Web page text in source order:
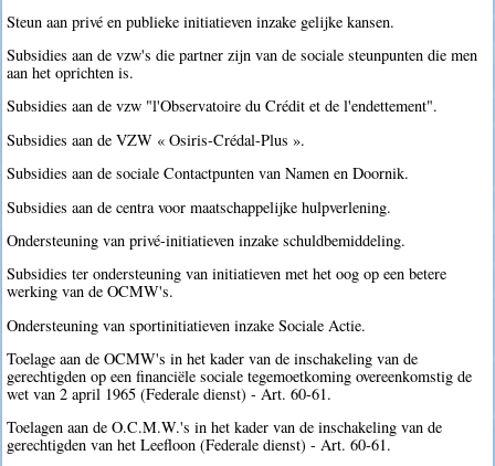
Steun aan privé en publieke initiatieven inzake gelijke kansen.
Subsidies aan de vzw's die partner zijn van de sociale steunpunten die men
aan het oprichten is.
Subsidies aan de vzw "l'Observatoire du Crédit et de l'endettement".
Subsidies aan de VZW « Osiris-Crédal-Plus ».
Subsidies aan de sociale Contactpunten van Namen en Doornik.
Subsidies aan de centra voor maatschappelijke hulpverlening.
Ondersteuning van privé-initiatieven inzake schuldbemiddeling.
Subsidies ter ondersteuning van initiatieven met het oog op een betere
werking van de OCMW's.
Ondersteuning van sportinitiatieven inzake Sociale Actie.
Toelage aan de OCMW's in het kader van de inschakeling van de
gerechtigden op een financiële sociale tegemoetkoming overeenkomstig de
wet van 2 april 1965 (Federale dienst) - Art. 60-61.
Toelagen aan de O.C.M.W.'s in het kader van de inschakeling van de
gerechtigden van het Leefloon (Federale dienst) - Art. 60-61.